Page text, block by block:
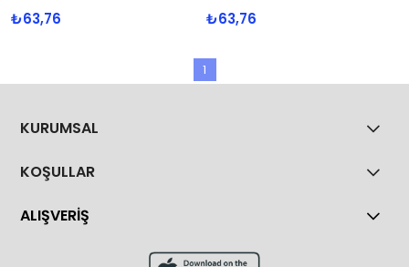
₺63,76 ₺63,76
1
KURUMSAL
KOŞULLAR
ALIŞVERİŞ